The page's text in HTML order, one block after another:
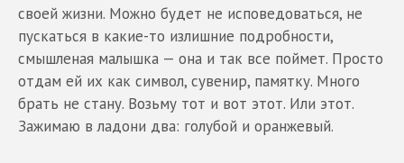
своей жизни. Можно будет не исповедоваться, не
пускаться в какие-то излишние подробности,
смышленая малышка — она и так все поймет. Просто
отдам ей их как символ, сувенир, памятку. Много
брать не стану. Возьму тот и вот этот. Или этот.
Зажимаю в ладони два: голубой и оранжевый.